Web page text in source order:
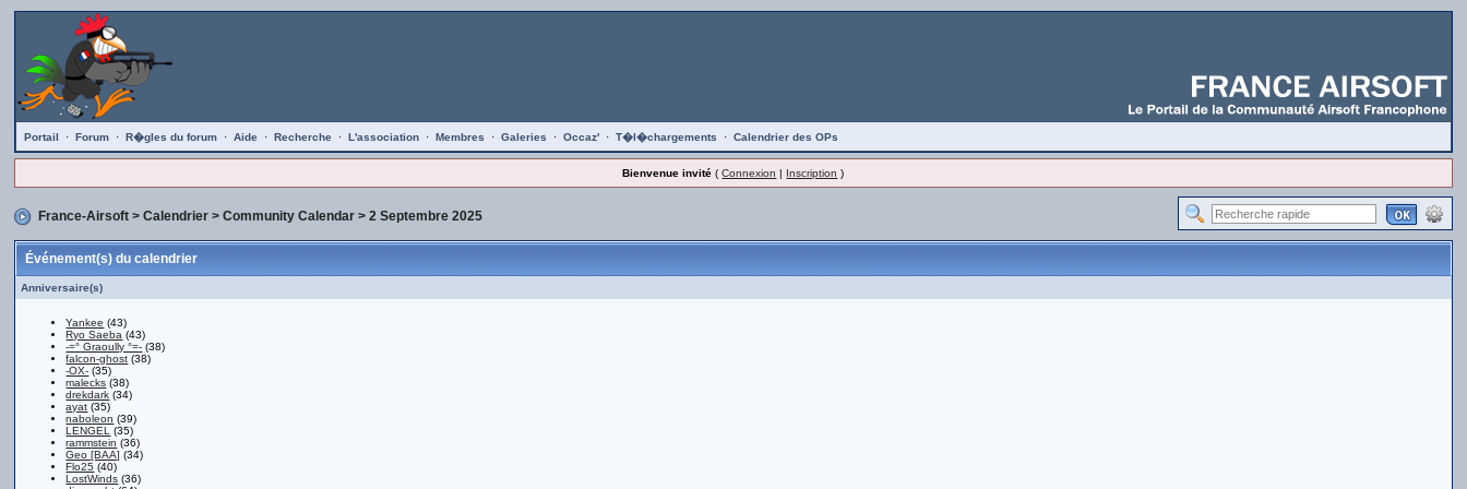
Portail · Forum · R�gles du forum · Aide · Recherche · L'association · Membres · Galeries · Occaz' · T�l�chargements · Calendrier des OPs
Bienvenue invité (Connexion | Inscription )
France-Airsoft >Calendrier >Community Calendar > 2 Septembre 2025
Événement(s) du calendrier
Anniversaire(s)
Yankee (43)
Ryo Saeba (43)
-=° Graoully °=- (38)
falcon-ghost (38)
-OX- (35)
malecks (38)
drekdark (34)
ayat (35)
naboleon (39)
LENGEL
(35)
rammstein (36)
Geo [BAA] (34)
Flo25 (40)
LostWinds (36)